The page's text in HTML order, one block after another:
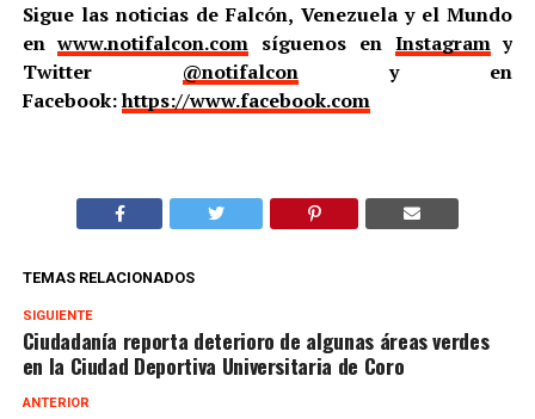
Sigue las noticias de Falcón, Venezuela y el Mundo
enwww.notifalcon.com síguenos en Instagramy
Twitter @notifalcony en
Facebook:https://www.facebook.com
TEMAS RELACIONADOS
SIGUIENTE
Ciudadanía reporta deterioro de algunas áreas verdes
en la Ciudad Deportiva Universitaria de Coro
ANTERIOR